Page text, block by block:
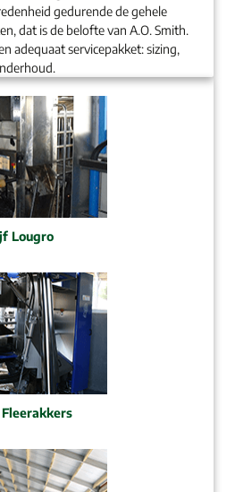
gedurende de gehele
dat is de belofte van A.O. Smith.
adequaat servicepakket: sizing,
Lougro